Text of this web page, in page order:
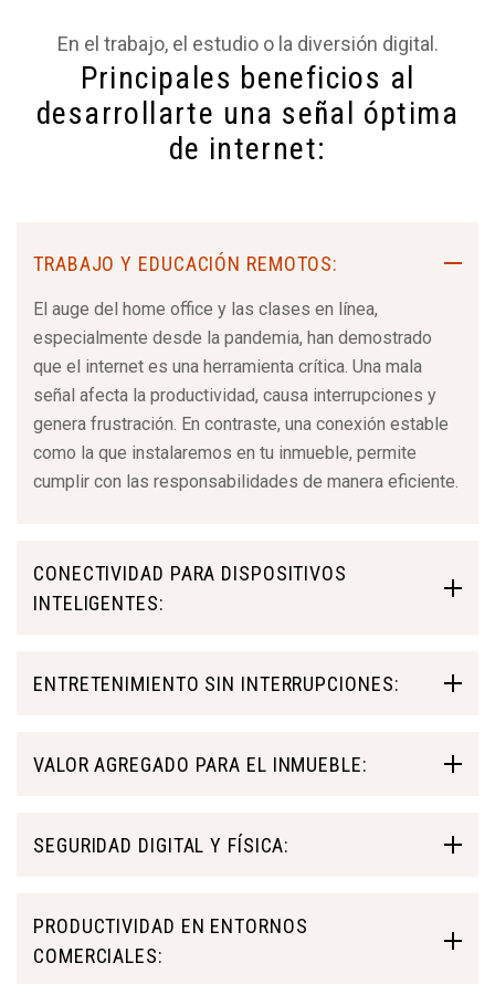
En el trabajo, el estudio o la diversión digital.
Principales beneficios al
desarrollarte una señal óptima
de internet:
TRABAJO Y EDUCACIÓN REMOTOS:
El auge del home office y las clases en línea,
especialmente desde la pandemia, han demostrado
que el internet es una herramienta crítica. Una mala
señal afecta la productividad, causa interrupciones y
genera frustración. En contraste, una conexión estable
como la que instalaremos en tu inmueble, permite
cumplir con las responsabilidades de manera eficiente.
CONECTIVIDAD PARA DISPOSITIVOS
INTELIGENTES:
ENTRETENIMIENTO SIN INTERRUPCIONES:
VALOR AGREGADO PARA EL INMUEBLE:
SEGURIDAD DIGITAL Y FÍSICA:
PRODUCTIVIDAD EN ENTORNOS
COMERCIALES: